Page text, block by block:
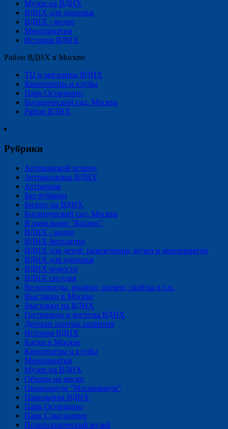
Музеи на ВДНХ
ВДНХ для здоровья
ВДНХ - видео
Мероприятия
История ВДНХ
Район ВДНХ в Москве
ТЦ и магазины ВДНХ
Кинотеатры и клубы
Парк Останкино
Ботанический сад, Москва
Район ВДНХ
Рубрики
Аптекарский огород
Аттракционы ВДНХ
Аттрапарк
Без рубрики
Бизнес на ВДНХ
Ботанический сад, Москва
В павильоне "Космос"
ВДНХ - видео
ВДНХ бесплатно
ВДНХ для детей: развлечения, музеи и мероприятия
ВДНХ для здоровья
ВДНХ новости
ВДНХ сегодня
Велосипеды, ролики, сигвеи, скейты и т.п.
Выставки в Москве
Выставки на ВДНХ
Гостиницы и хостелы ВДНХ
Детские центры развития
История ВДНХ
Катки в Москве
Кинотеатры и клубы
Мероприятия
Музеи на ВДНХ
Обзоры на месяц
Океанариум "Москвариум"
Павильоны ВДНХ
Парк Останкино
Парк Сокольники
Политехнический музей